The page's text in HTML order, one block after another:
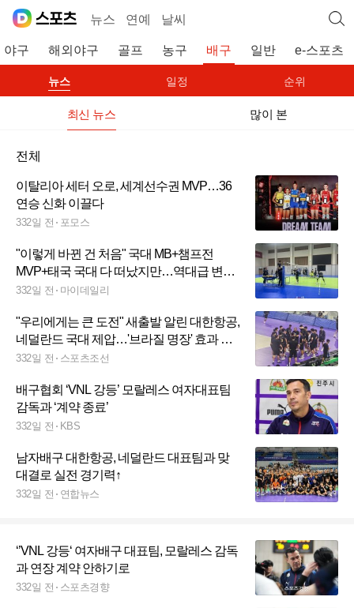
뉴스 연예 날씨
야구 해외야구 골프 농구 배구 일반 e-스포츠
뉴스 일정 순위
최신 뉴스 많이 본
전체
이탈리아 세터 오로, 세계선수권 MVP…36
연승 신화 이끌다
332일 전 포모스
"이렇게 바뀐 건 처음" 국대 MB+챔프전
MVP+태국 국대 다 떠났지만…역대급 변화
에도, 현대건설 자신 있다 [MD용인]
332일 전 마이데일리
"우리에게는 큰 도전" 새출발 알린 대한항공,
네덜란드 국대 제압…'브라질 명장' 효과 기
대 UP
332일 전 스포츠조선
배구협회 ‘VNL 강등’ 모랄레스 여자대표팀
감독과 ‘계약 종료’
332일 전 KBS
남자배구 대한항공, 네덜란드 대표팀과 맞
대결로 실전 경기력↑
332일 전 연합뉴스
‘’VNL 강등‘ 여자배구 대표팀, 모랄레스 감독
과 연장 계약 안하기로
332일 전 스포츠경향